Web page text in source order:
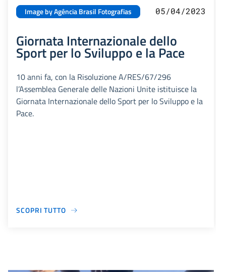
Image by Agência Brasil Fotografias 05/04/2023
Giornata Internazionale dello
Sport per lo Sviluppo e la Pace
10 anni fa, con la Risoluzione A/RES/67/296
l’Assemblea Generale delle Nazioni Unite istituisce la
Giornata Internazionale dello Sport per lo Sviluppo e la
Pace.
SCOPRI TUTTO